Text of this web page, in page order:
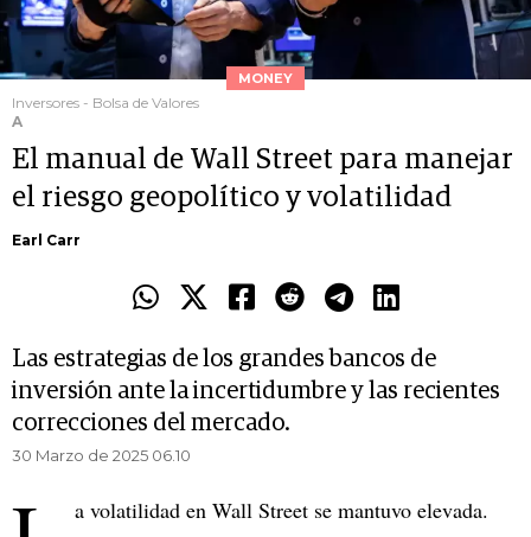
MONEY
Inversores - Bolsa de Valores
A
El manual de Wall Street para manejar
el riesgo geopolítico y volatilidad
Earl Carr
Las estrategias de los grandes bancos de
inversión ante la incertidumbre y las recientes
correcciones del mercado.
30 Marzo de 2025 06.10
a volatilidad en Wall Street se mantuvo elevada.